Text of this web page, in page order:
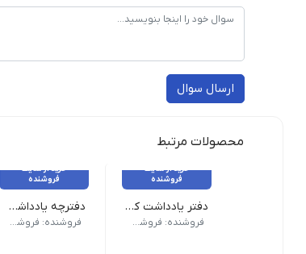
ارسال سوال
محصولات مرتبط
خرید از سایت
فروشنده
دفتر یادداشت کرافت جلد سخت ۸۰ برگ وزن 200 گرم نام محصول| دفتر یادداشت کرافت جلد سخت 80 برگ جنس جلد| سخت نوع صحافی| فنری
فروشنده: فروشکاه ویکی تحریر
خرید از سایت
فروشنده
دفترچه یادداشت ۷۰ برگ کیفی کرومی وزن 70 گرم نام محصول| دفترچه یادداشت 70 برگ کیفی کرومی طرح رنگ | رندوم ابعاد | متوسط
فروشنده: فروشکاه ویکی تحریر